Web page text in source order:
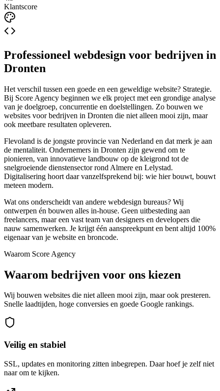
Klantscore
Professioneel webdesign voor bedrijven in
Dronten
Het verschil tussen een goede en een geweldige website? Strategie.
Bij Score Agency beginnen we elk project met een grondige analyse
van je doelgroep, concurrentie en doelstellingen. Zo bouwen we
websites voor bedrijven in Dronten die niet alleen mooi zijn, maar
ook meetbare resultaten opleveren.
Flevoland is de jongste provincie van Nederland en dat merk je aan
de mentaliteit. Ondernemers in Dronten zijn gewend om te
pionieren, van innovatieve landbouw op de kleigrond tot de
snelgroeiende dienstensector rond Almere en Lelystad.
Digitalisering hoort daar vanzelfsprekend bij: wie hier bouwt, bouwt
meteen modern.
Wat ons onderscheidt van andere webdesign bureaus? Wij
ontwerpen én bouwen alles in-house. Geen uitbesteding aan
freelancers, maar een vast team van designers en developers die
nauw samenwerken. Je krijgt één aanspreekpunt en bent altijd 100%
eigenaar van je website en broncode.
Waarom Score Agency
Waarom bedrijven voor ons kiezen
Wij bouwen websites die niet alleen mooi zijn, maar ook presteren.
Snelle laadtijden, hoge conversies en goede Google rankings.
Veilig en stabiel
SSL, updates en monitoring zitten inbegrepen. Daar hoef je zelf niet
naar om te kijken.